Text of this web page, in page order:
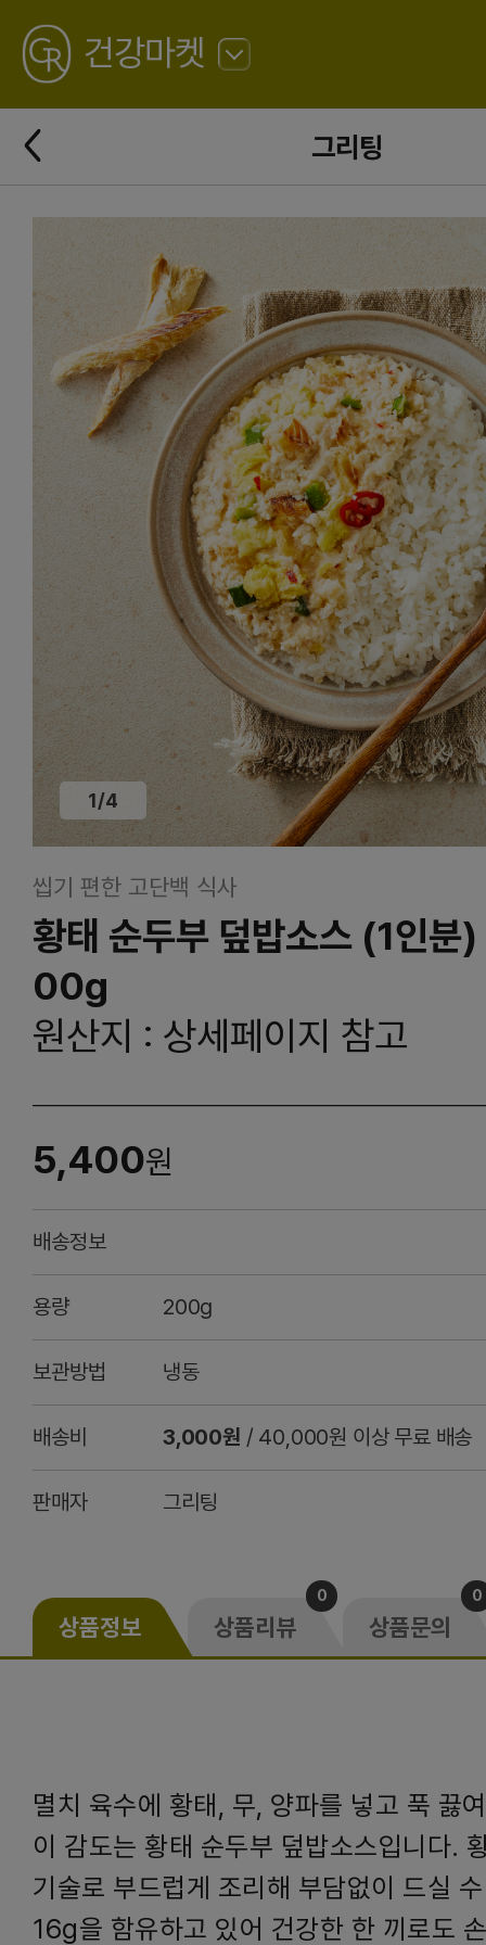
GREATING
건강마켓
로
그리팅
뒤
로
가
1/4
씹기 편한 고단백 식사
황태 순두부 덮밥소스 (1인분
00g
원산지 : 상세페이지 참고
5,400원
배송정보
용량 200g
보관방법 냉동
배송비 3,000원 / 40,000원 이상 무료 배송
판매자 그리팅
상품정보 상품리뷰
0
상품문의
0
멸치 육수에 황태, 무, 양파를 넣고 푹 끓
이 감도는 황태 순두부 덮밥소스입니다.
기술로 부드럽게 조리해 부담없이 드실
16g을 함유하고 있어 건강한 한 끼로도